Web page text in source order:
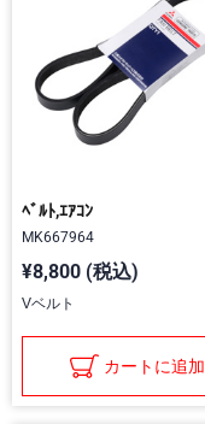
ﾍﾞﾙﾄ,ｴｱｺﾝ
MK667964
¥8,800 (税込)
Vベルト
カートに追加